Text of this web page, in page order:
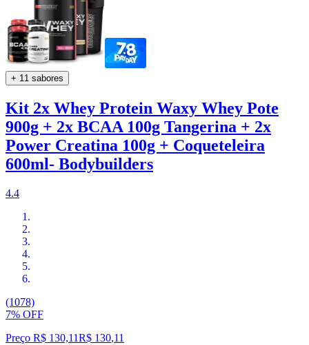
+ 11 sabores
Kit 2x Whey Protein Waxy Whey Pote
900g + 2x BCAA 100g Tangerina + 2x
Power Creatina 100g + Coqueteleira
600ml- Bodybuilders
4.4
(1078)
7% OFF
Preço R$ 130,11R$ 130,11